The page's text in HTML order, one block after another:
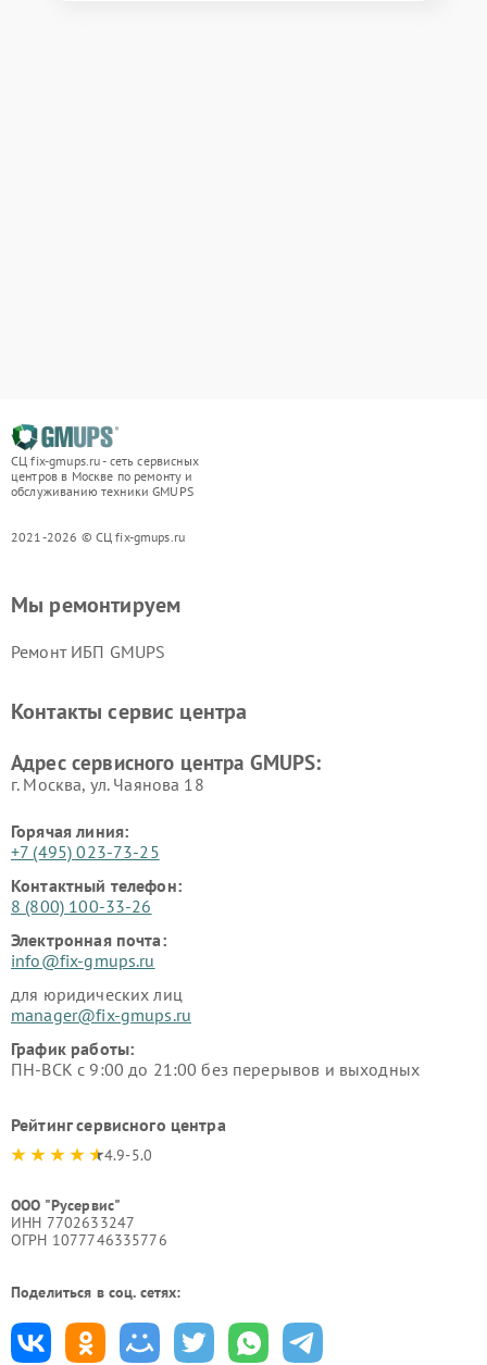
СЦ fix-gmups.ru - сеть сервисных
центров в Москве по ремонту и
обслуживанию техники GMUPS
2021-2026 © СЦ fix-gmups.ru
Мы ремонтируем
Ремонт ИБП GMUPS
Контакты сервис центра
Адрес сервисного центра GMUPS:
г. Москва, ул. Чаянова 18
Горячая линия:
+7 (495) 023-73-25
Контактный телефон:
8 (800) 100-33-26
Электронная почта:
info@fix-gmups.ru
для юридических лиц
manager@fix-gmups.ru
График работы:
ПН-ВСК с 9:00 до 21:00 без перерывов и выходных
Рейтинг сервисного центра
4.9-5.0
ООО "Русервис"
ИНН 7702633247
ОГРН 1077746335776
Поделиться в соц. сетях: